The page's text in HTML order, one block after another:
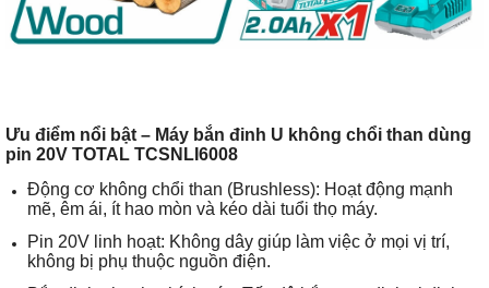
Ưu điểm nổi bật – Máy bắn đinh U không chổi than dùng
pin 20V TOTAL TCSNLI6008
Động cơ không chổi than (Brushless): Hoạt động mạnh
mẽ, êm ái, ít hao mòn và kéo dài tuổi thọ máy.
Pin 20V linh hoạt: Không dây giúp làm việc ở mọi vị trí,
không bị phụ thuộc nguồn điện.